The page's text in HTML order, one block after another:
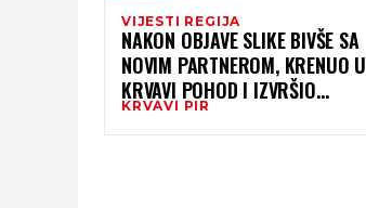
VIJESTI REGIJA
NAKON OBJAVE SLIKE BIVŠE SA
NOVIM PARTNEROM, KRENUO U
KRVAVI POHOD I IZVRŠIO
UBISTVO – NAJAVIO JAVNO NA
KRVAVI PIR